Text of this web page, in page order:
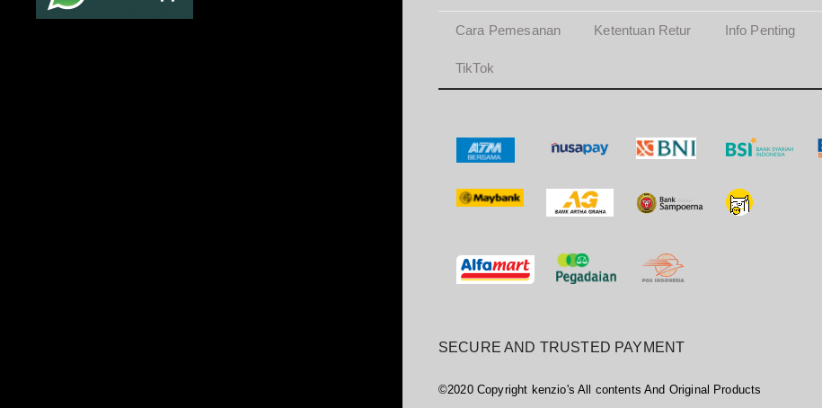
Cara Pemesanan Ketentuan Retur Info Penting
TikTok
SECURE AND TRUSTED PAYMENT
©2020 Copyright kenzio's All contents And Original Products